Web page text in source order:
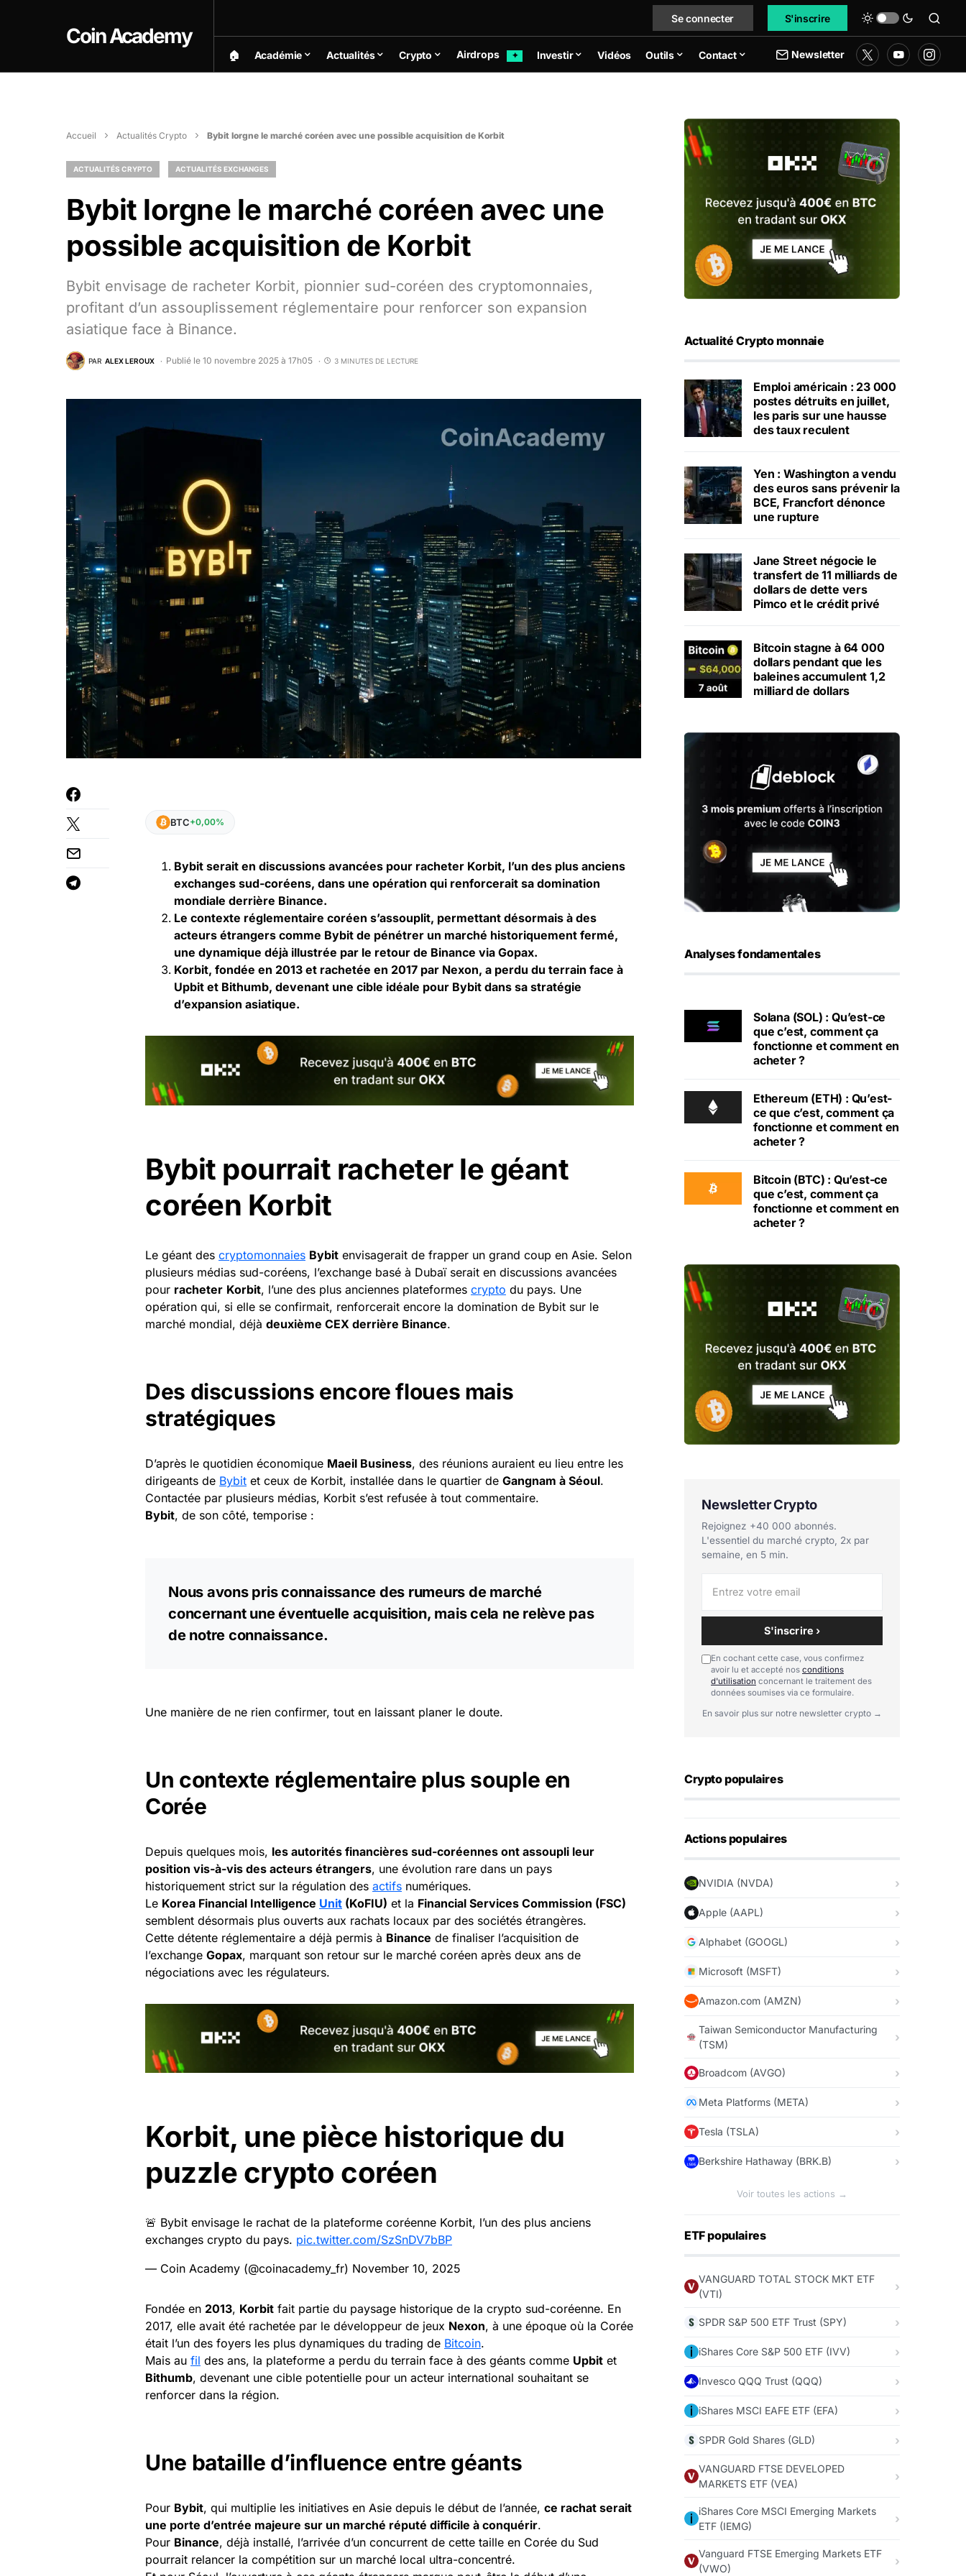
Coin Academy
Se connecter S'inscrire
🏠︎ Académie Actualités Crypto Airdrops ✦ Investir Vidéos Outils Contact Newsletter
Accueil Actualités Crypto Bybit lorgne le marché coréen avec une possible acquisition de Korbit
ACTUALITÉS CRYPTO ACTUALITÉS EXCHANGES
Bybit lorgne le marché coréen avec une
possible acquisition de Korbit
Bybit envisage de racheter Korbit, pionnier sud-coréen des cryptomonnaies,
profitant d’un assouplissement réglementaire pour renforcer son expansion
asiatique face à Binance.
PAR ALEX LEROUX Publié le 10 novembre 2025 à 17h05 3 MINUTES DE LECTURE
BTC+0,00%
Bybit serait en discussions avancées pour racheter Korbit, l’un des plus anciens
exchanges sud-coréens, dans une opération qui renforcerait sa domination
mondiale derrière Binance.
Le contexte réglementaire coréen s’assouplit, permettant désormais à des
acteurs étrangers comme Bybit de pénétrer un marché historiquement fermé,
une dynamique déjà illustrée par le retour de Binance via Gopax.
Korbit, fondée en 2013 et rachetée en 2017 par Nexon, a perdu du terrain face à
Upbit et Bithumb, devenant une cible idéale pour Bybit dans sa stratégie
d’expansion asiatique.
Bybit pourrait racheter le géant
coréen Korbit
Le géant des cryptomonnaies Bybit envisagerait de frapper un grand coup en Asie. Selon
plusieurs médias sud-coréens, l’exchange basé à Dubaï serait en discussions avancées
pour racheter Korbit, l’une des plus anciennes plateformes crypto du pays. Une
opération qui, si elle se confirmait, renforcerait encore la domination de Bybit sur le
marché mondial, déjà deuxième CEX derrière Binance.
Des discussions encore floues mais
stratégiques
D’après le quotidien économique Maeil Business, des réunions auraient eu lieu entre les
dirigeants de Bybit et ceux de Korbit, installée dans le quartier de Gangnam à Séoul.
Contactée par plusieurs médias, Korbit s’est refusée à tout commentaire.
Bybit, de son côté, temporise :
Nous avons pris connaissance des rumeurs de marché
concernant une éventuelle acquisition, mais cela ne relève pas
de notre connaissance.
Une manière de ne rien confirmer, tout en laissant planer le doute.
Un contexte réglementaire plus souple en
Corée
Depuis quelques mois, les autorités financières sud-coréennes ont assoupli leur
position vis-à-vis des acteurs étrangers, une évolution rare dans un pays
historiquement strict sur la régulation des actifs numériques.
Le Korea Financial Intelligence Unit (KoFIU) et la Financial Services Commission (FSC)
semblent désormais plus ouverts aux rachats locaux par des sociétés étrangères.
Cette détente réglementaire a déjà permis à Binance de finaliser l’acquisition de
l’exchange Gopax, marquant son retour sur le marché coréen après deux ans de
négociations avec les régulateurs.
Korbit, une pièce historique du
puzzle crypto coréen
🚨 Bybit envisage le rachat de la plateforme coréenne Korbit, l’un des plus anciens
exchanges crypto du pays. pic.twitter.com/SzSnDV7bBP
— Coin Academy (@coinacademy_fr) November 10, 2025
Fondée en 2013, Korbit fait partie du paysage historique de la crypto sud-coréenne. En
2017, elle avait été rachetée par le développeur de jeux Nexon, à une époque où la Corée
était l’un des foyers les plus dynamiques du trading de Bitcoin.
Mais au fil des ans, la plateforme a perdu du terrain face à des géants comme Upbit et
Bithumb, devenant une cible potentielle pour un acteur international souhaitant se
renforcer dans la région.
Une bataille d’influence entre géants
Pour Bybit, qui multiplie les initiatives en Asie depuis le début de l’année, ce rachat serait
une porte d’entrée majeure sur un marché réputé difficile à conquérir.
Pour Binance, déjà installé, l’arrivée d’un concurrent de cette taille en Corée du Sud
pourrait relancer la compétition sur un marché local ultra-concentré.
Actualité Crypto monnaie
Emploi américain : 23 000
postes détruits en juillet,
les paris sur une hausse
des taux reculent
Yen : Washington a vendu
des euros sans prévenir la
BCE, Francfort dénonce
une rupture
Jane Street négocie le
transfert de 11 milliards de
dollars de dette vers
Pimco et le crédit privé
Bitcoin stagne à 64 000
dollars pendant que les
baleines accumulent 1,2
milliard de dollars
Analyses fondamentales
Solana (SOL) : Qu’est-ce
que c’est, comment ça
fonctionne et comment en
acheter ?
Ethereum (ETH) : Qu’est-
ce que c’est, comment ça
fonctionne et comment en
acheter ?
Bitcoin (BTC) : Qu’est-ce
que c’est, comment ça
fonctionne et comment en
acheter ?
Newsletter Crypto
Rejoignez +40 000 abonnés.
L'essentiel du marché crypto, 2x par
semaine, en 5 min.
S'inscrire ›
En cochant cette case, vous confirmez
avoir lu et accepté nos conditions
d'utilisation concernant le traitement des
données soumises via ce formulaire.
En savoir plus sur notre newsletter crypto →
Crypto populaires
Actions populaires
NVIDIA (NVDA)
Apple (AAPL)
Alphabet (GOOGL)
Microsoft (MSFT)
Amazon.com (AMZN)
Taiwan Semiconductor Manufacturing
(TSM)
Broadcom (AVGO)
Meta Platforms (META)
Tesla (TSLA)
Berkshire Hathaway (BRK.B)
Voir toutes les actions →
ETF populaires
VANGUARD TOTAL STOCK MKT ETF
(VTI)
SPDR S&P 500 ETF Trust (SPY)
iShares Core S&P 500 ETF (IVV)
Invesco QQQ Trust (QQQ)
iShares MSCI EAFE ETF (EFA)
SPDR Gold Shares (GLD)
VANGUARD FTSE DEVELOPED
MARKETS ETF (VEA)
iShares Core MSCI Emerging Markets
ETF (IEMG)
Vanguard FTSE Emerging Markets ETF
(VWO)